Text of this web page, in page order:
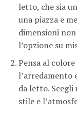
letto, che sia
una piazza e
dimensioni
l’opzione su
Pensa al
l’arredamento
da letto.
stile e